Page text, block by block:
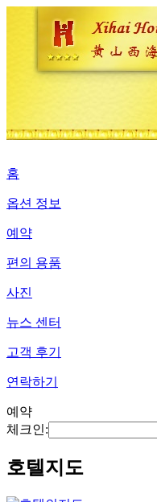
홈
옵션 정보
예약
편의 용품
사진
뉴스 센터
고객 후기
연락하기
예약
체크인:
호텔지도